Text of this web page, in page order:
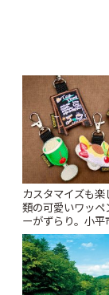
カスタマイズも
類の可愛いワッペ
ーがずらり。小平
「Kimamaya T&K
ぷ